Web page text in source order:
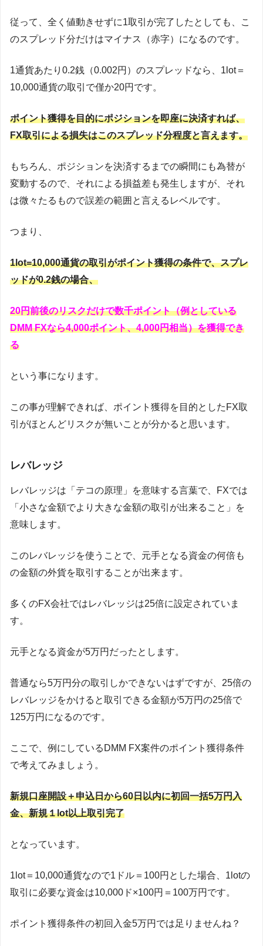
従って、全く値動きせずに1取引が完了したとしても、こ
のスプレッド分だけはマイナス（赤字）になるのです。
1通貨あたり0.2銭（0.002円）のスプレッドなら、1lot＝
10,000通貨の取引で僅か20円です。
ポイント獲得を目的にポジションを即座に決済すれば、
FX取引による損失はこのスプレッド分程度と言えます。
もちろん、ポジションを決済するまでの瞬間にも為替が
変動するので、それによる損益差も発生しますが、それ
は微々たるもので誤差の範囲と言えるレベルです。
つまり、
1lot=10,000通貨の取引がポイント獲得の条件で、スプレ
ッドが0.2銭の場合、
20円前後のリスクだけで数千ポイント（例としている
DMM FXなら4,000ポイント、4,000円相当）を獲得でき
る
という事になります。
この事が理解できれば、ポイント獲得を目的としたFX取
引がほとんどリスクが無いことが分かると思います。
レバレッジ
レバレッジは「テコの原理」を意味する言葉で、FXでは
「小さな金額でより大きな金額の取引が出来ること」を
意味します。
このレバレッジを使うことで、元手となる資金の何倍も
の金額の外貨を取引することが出来ます。
多くのFX会社ではレバレッジは25倍に設定されていま
す。
元手となる資金が5万円だったとします。
普通なら5万円分の取引しかできないはずですが、25倍の
レバレッジをかけると取引できる金額が5万円の25倍で
125万円になるのです。
ここで、例にしているDMM FX案件のポイント獲得条件
で考えてみましょう。
新規口座開設＋申込日から60日以内に初回一括5万円入
金、新規１lot以上取引完了
となっています。
1lot＝10,000通貨なので1ドル＝100円とした場合、1lotの
取引に必要な資金は10,000ド×100円＝100万円です。
ポイント獲得条件の初回入金5万円では足りませんね？